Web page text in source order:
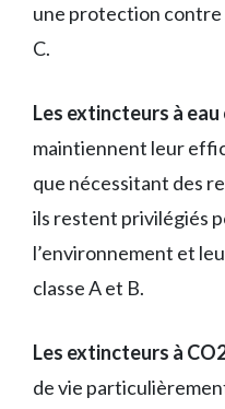
une protection contre
C.
Les extincteurs à eau
maintiennent leur
que nécessitant des
ils restent privilégiés
l’environnement et
classe A et B.
Les extincteurs à
de vie